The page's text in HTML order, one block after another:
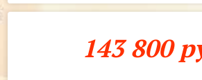
143 800